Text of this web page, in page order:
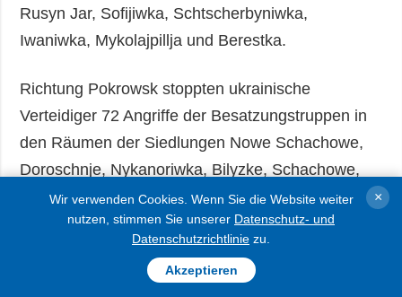
Rusyn Jar, Sofijiwka, Schtscherbyniwka,
Iwaniwka, Mykolajpillja und Berestka.
Richtung Pokrowsk stoppten ukrainische
Verteidiger 72 Angriffe der Besatzungstruppen in
den Räumen der Siedlungen Nowe Schachowe,
Doroschnje, Nykanoriwka, Bilyzke, Schachowe,
Rodynske, Myrnohrad, Nowoekonomitschne,
Riwne, Pokrowsk, Swirowe, Kotlyne, Udatschne,
Molodezke, Nowopidhorodne, Filija und in
Richtung Hryschyne.
Wir verwenden Cookies. Wenn Sie die Website weiter
nutzen, stimmen Sie unserer Datenschutz- und
Datenschutzrichtlinie zu.
Akzeptieren
×